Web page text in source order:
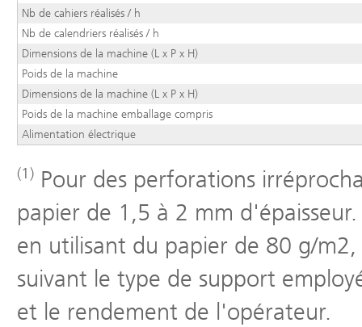
Nb de cahiers réalisés / h
Nb de calendriers réalisés / h
Dimensions de la machine (L x P x H)
Poids de la machine
Dimensions de la machine (L x P x H)
Poids de la machine emballage compris
Alimentation électrique
(1) Pour des perforations
papier de 1,5 à 2 mm
en utilisant du papier de 80 g/
suivant le type de support
et le rendement de l'opérateur.